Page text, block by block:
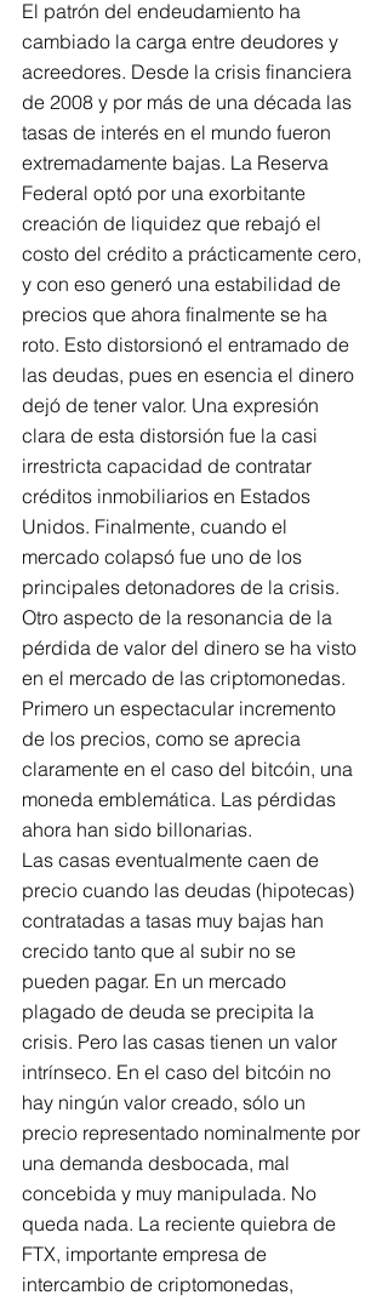
El patrón del endeudamiento ha
cambiado la carga entre deudores y
acreedores. Desde la crisis financiera
de 2008 y por más de una década las
tasas de interés en el mundo fueron
extremadamente bajas. La Reserva
Federal optó por una exorbitante
creación de liquidez que rebajó el
costo del crédito a prácticamente cero,
y con eso generó una estabilidad de
precios que ahora finalmente se ha
roto. Esto distorsionó el entramado de
las deudas, pues en esencia el dinero
dejó de tener valor. Una expresión
clara de esta distorsión fue la casi
irrestricta capacidad de contratar
créditos inmobiliarios en Estados
Unidos. Finalmente, cuando el
mercado colapsó fue uno de los
principales detonadores de la crisis.
Otro aspecto de la resonancia de la
pérdida de valor del dinero se ha visto
en el mercado de las criptomonedas.
Primero un espectacular incremento
de los precios, como se aprecia
claramente en el caso del bitcóin, una
moneda emblemática. Las pérdidas
ahora han sido billonarias.
Las casas eventualmente caen de
precio cuando las deudas (hipotecas)
contratadas a tasas muy bajas han
crecido tanto que al subir no se
pueden pagar. En un mercado
plagado de deuda se precipita la
crisis. Pero las casas tienen un valor
intrínseco. En el caso del bitcóin no
hay ningún valor creado, sólo un
precio representado nominalmente por
una demanda desbocada, mal
concebida y muy manipulada. No
queda nada. La reciente quiebra de
FTX, importante empresa de
intercambio de criptomonedas,